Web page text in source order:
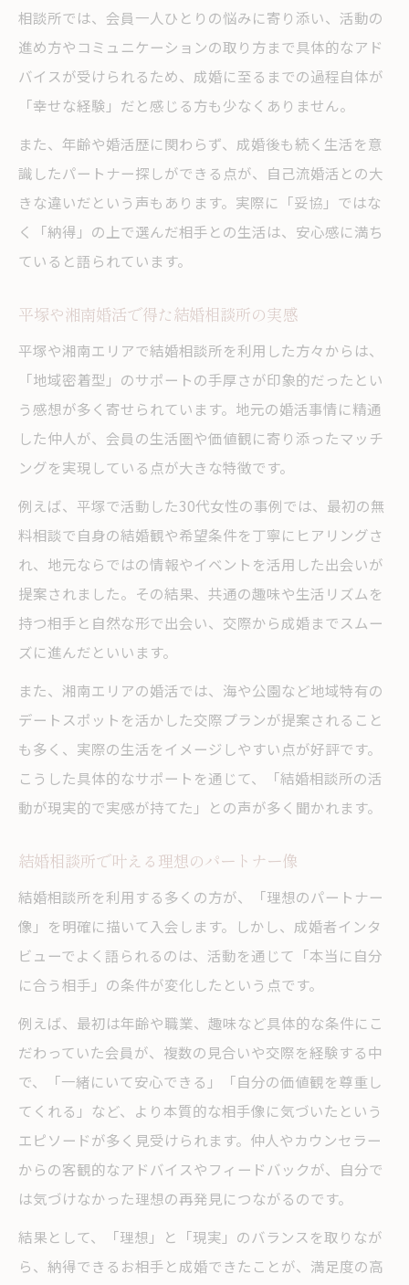
仲人サポート体験で分かる安心の理由
結婚相談所の仲人が支える婚活の安心感
成婚者が語る結婚相談所の細やかな対応
平塚結婚相談所で実感した親身なサポート
結婚相談所仲人の専門サポートを知る
湘南婚活で頼れる仲人の存在とは
婚活に迷うなら成婚事例を参考にしよう
結婚相談所成婚事例から成功のヒントを得
平塚婚活の成婚者エピソードを学ぶ意義
成婚者インタビューで知る婚活の現実
結婚相談所の成婚ストーリーで勇気を持つ
エピソードから学ぶ納得の出会いの秘訣
成婚者の婚活エピソードから学ぶコツ
平塚結婚相談所で見つけた運命の人の特徴
湘南婚活エピソードで分かる大切なポイン
ト
結婚相談所の体験談に学ぶ後悔しない選び
方
相談所では、会員一人ひとりの悩みに寄り添い、活動の
進め方やコミュニケーションの取り方まで具体的なアド
バイスが受けられるため、成婚に至るまでの過程自体が
「幸せな経験」だと感じる方も少なくありません。
また、年齢や婚活歴に関わらず、成婚後も続く生活を意
識したパートナー探しができる点が、自己流婚活との大
きな違いだという声もあります。実際に「妥協」ではな
く「納得」の上で選んだ相手との生活は、安心感に満ち
ていると語られています。
平塚や湘南婚活で得た結婚相談所の実感
平塚や湘南エリアで結婚相談所を利用した方々からは、
「地域密着型」のサポートの手厚さが印象的だったとい
う感想が多く寄せられています。地元の婚活事情に精通
した仲人が、会員の生活圏や価値観に寄り添ったマッチ
ングを実現している点が大きな特徴です。
例えば、平塚で活動した30代女性の事例では、最初の無
料相談で自身の結婚観や希望条件を丁寧にヒアリングさ
れ、地元ならではの情報やイベントを活用した出会いが
提案されました。その結果、共通の趣味や生活リズムを
持つ相手と自然な形で出会い、交際から成婚までスムー
ズに進んだといいます。
また、湘南エリアの婚活では、海や公園など地域特有の
デートスポットを活かした交際プランが提案されること
も多く、実際の生活をイメージしやすい点が好評です。
こうした具体的なサポートを通じて、「結婚相談所の活
動が現実的で実感が持てた」との声が多く聞かれます。
結婚相談所で叶える理想のパートナー像
結婚相談所を利用する多くの方が、「理想のパートナー
像」を明確に描いて入会します。しかし、成婚者インタ
ビューでよく語られるのは、活動を通じて「本当に自分
に合う相手」の条件が変化したという点です。
例えば、最初は年齢や職業、趣味など具体的な条件にこ
だわっていた会員が、複数の見合いや交際を経験する中
で、「一緒にいて安心できる」「自分の価値観を尊重し
てくれる」など、より本質的な相手像に気づいたという
エピソードが多く見受けられます。仲人やカウンセラー
からの客観的なアドバイスやフィードバックが、自分で
は気づけなかった理想の再発見につながるのです。
結果として、「理想」と「現実」のバランスを取りなが
ら、納得できるお相手と成婚できたことが、満足度の高